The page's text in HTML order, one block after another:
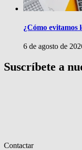
¿Cómo evitamos
6 de agosto de
Suscríbete a
Contactar